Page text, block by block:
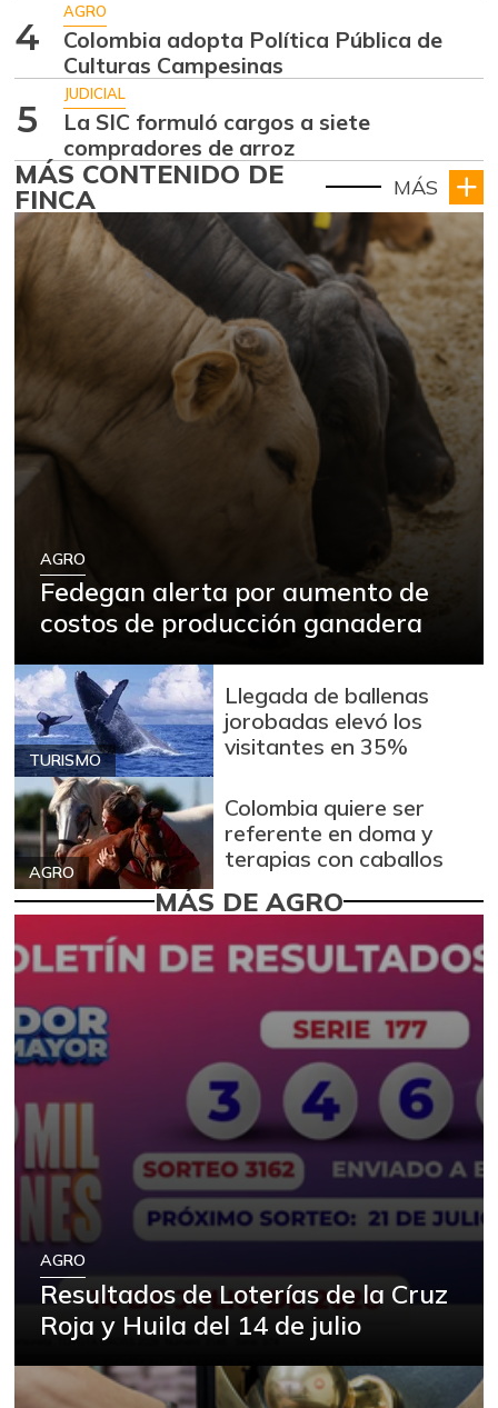
4
AGRO
Colombia adopta Política Pública de
Culturas Campesinas
5
JUDICIAL
La SIC formuló cargos a siete
compradores de arroz
MÁS CONTENIDO DE
FINCA MÁS
AGRO
Fedegan alerta por aumento de
costos de producción ganadera
TURISMO
Llegada de ballenas
jorobadas elevó los
visitantes en 35%
AGRO
Colombia quiere ser
referente en doma y
terapias con caballos
MÁS DE AGRO
AGRO
Resultados de Loterías de la Cruz
Roja y Huila del 14 de julio